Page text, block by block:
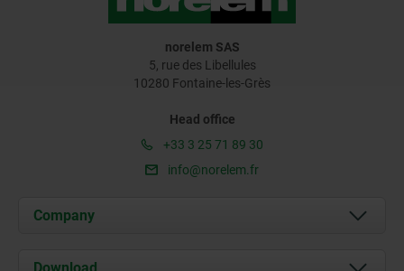
norelem SAS
5, rue des Libellules
10280 Fontaine-les-Grès
Head office
+33 3 25 71 89 30
info@norelem.fr
Company
About us